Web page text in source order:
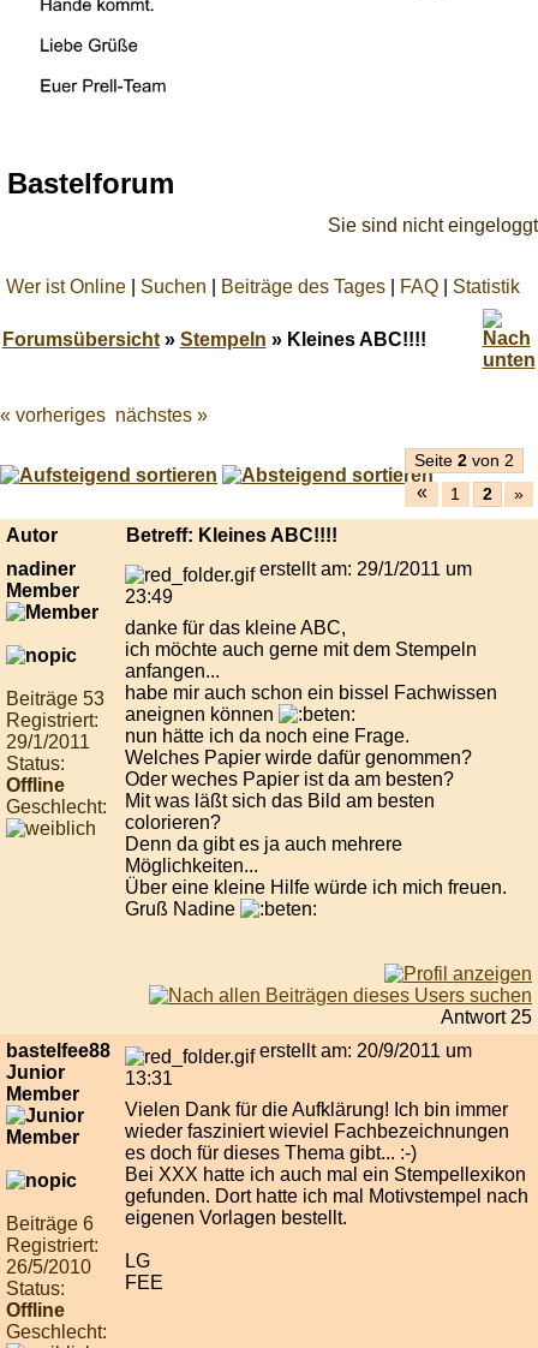
Bastelforum
Sie sind nicht eingeloggt
Wer ist Online Suchen Beiträge des Tages FAQ Statistik
Forumsübersicht» Stempeln » Kleines ABC!!!!
Best
live
casino
« vorheriges nächstes »
Seite 2von 2
« 1 2 »
Autor
Betreff: Kleines ABC!!!!
nadiner
Member
Beiträge 53
Registriert:
29/1/2011
Status:
Offline
Geschlecht:
erstellt am: 29/1/2011 um
23:49
danke für das kleine ABC,
ich möchte auch gerne mit dem Stempeln
anfangen...
habe mir auch schon ein bissel Fachwissen
aneignen können
nun hätte ich da noch eine Frage.
Welches Papier wirde dafür genommen?
Oder weches Papier ist da am besten?
Mit was läßt sich das Bild am besten
colorieren?
Denn da gibt es ja auch mehrere
Möglichkeiten...
Über eine kleine Hilfe würde ich mich freuen.
Gruß Nadine
Antwort 25
bastelfee88
Junior
Member
Beiträge 6
Registriert:
26/5/2010
Status:
Offline
Geschlecht:
erstellt am: 20/9/2011 um
13:31
Vielen Dank für die Aufklärung! Ich bin immer
wieder fasziniert wieviel Fachbezeichnungen
es doch für dieses Thema gibt... :-)
Bei XXX hatte ich auch mal ein Stempellexikon
gefunden. Dort hatte ich mal Motivstempel nach
eigenen Vorlagen bestellt.
LG
FEE